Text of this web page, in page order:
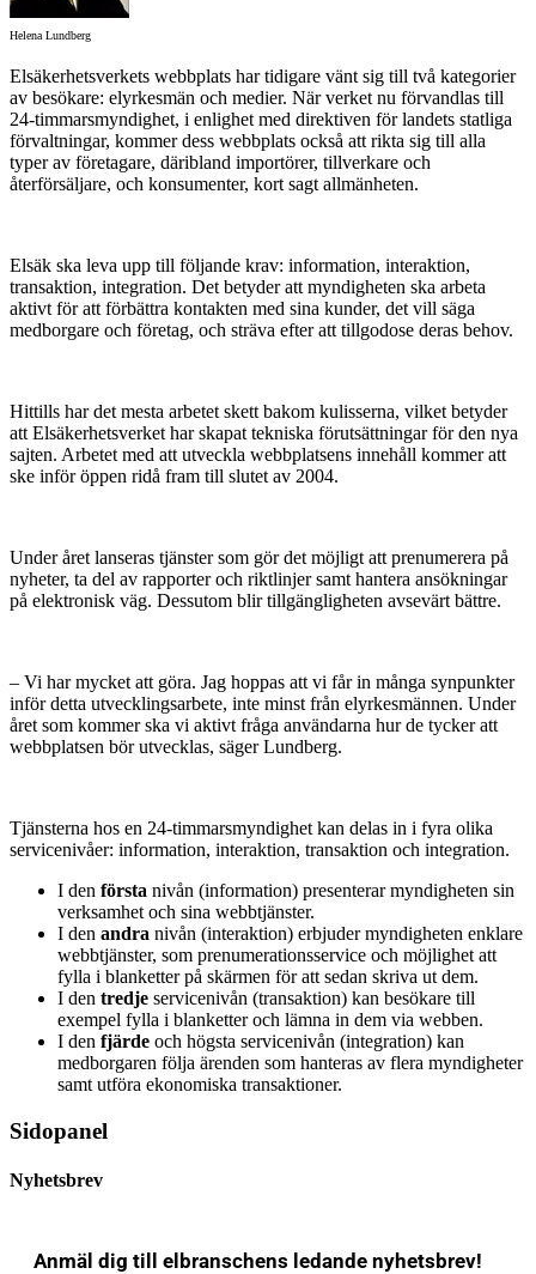
Helena Lundberg
Elsäkerhetsverkets webbplats har tidigare vänt sig till två kategorier
av besökare: elyrkesmän och medier. När verket nu förvandlas till
24-timmarsmyndighet, i enlighet med direktiven för landets statliga
förvaltningar, kommer dess webbplats också att rikta sig till alla
typer av företagare, däribland importörer, tillverkare och
återförsäljare, och konsumenter, kort sagt allmänheten.
Elsäk ska leva upp till följande krav: information, interaktion,
transaktion, integration. Det betyder att myndigheten ska arbeta
aktivt för att förbättra kontakten med sina kunder, det vill säga
medborgare och företag, och sträva efter att tillgodose deras behov.
Hittills har det mesta arbetet skett bakom kulisserna, vilket betyder
att Elsäkerhetsverket har skapat tekniska förutsättningar för den nya
sajten. Arbetet med att utveckla webbplatsens innehåll kommer att
ske inför öppen ridå fram till slutet av 2004.
Under året lanseras tjänster som gör det möjligt att prenumerera på
nyheter, ta del av rapporter och riktlinjer samt hantera ansökningar
på elektronisk väg. Dessutom blir tillgängligheten avsevärt bättre.
– Vi har mycket att göra. Jag hoppas att vi får in många synpunkter
inför detta utvecklingsarbete, inte minst från elyrkesmännen. Under
året som kommer ska vi aktivt fråga användarna hur de tycker att
webbplatsen bör utvecklas, säger Lundberg.
Tjänsterna hos en 24-timmarsmyndighet kan delas in i fyra olika
servicenivåer: information, interaktion, transaktion och integration.
I den första nivån (information) presenterar myndigheten sin
verksamhet och sina webbtjänster.
I den andra nivån (interaktion) erbjuder myndigheten enklare
webbtjänster, som prenumerationsservice och möjlighet att
fylla i blanketter på skärmen för att sedan skriva ut dem.
I den tredje servicenivån (transaktion) kan besökare till
exempel fylla i blanketter och lämna in dem via webben.
I den fjärde och högsta servicenivån (integration) kan
medborgaren följa ärenden som hanteras av flera myndigheter
samt utföra ekonomiska transaktioner.
Sidopanel
Nyhetsbrev
Anmäl dig till elbranschens ledande nyhetsbrev!